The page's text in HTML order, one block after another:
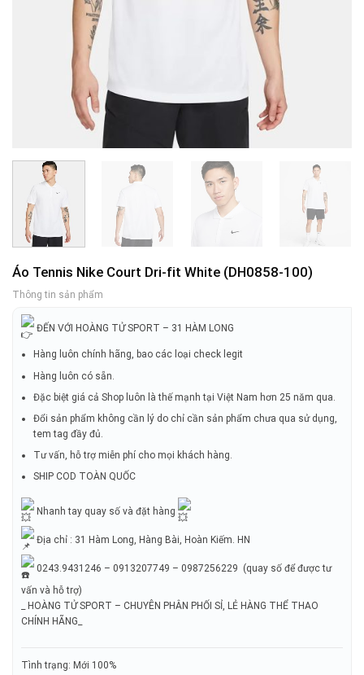
Áo Tennis Nike Court Dri-fit White (DH0858-100)
Thông tin sản phẩm
ĐẾN VỚI HOÀNG TỬ SPORT – 31 HÀM LONG
Hàng luôn chính hãng, bao các loại check legit
Hàng luôn có sẵn.
Đặc biệt giá cả Shop luôn là thế mạnh tại Việt Nam hơn 25 năm qua.
Đổi sản phẩm không cần lý do chỉ cần sản phẩm chưa qua sử dụng,
tem tag đầy đủ.
Tư vấn, hỗ trợ miễn phí cho mọi khách hàng.
SHIP COD TOÀN QUỐC
Nhanh tay quay số và đặt hàng
Địa chỉ : 31 Hàm Long, Hàng Bài, Hoàn Kiếm. HN
0243.9431246 – 0913207749 – 0987256229 (quay số để được tư
vấn và hỗ trợ)
_ HOÀNG TỬ SPORT – CHUYÊN PHÂN PHỐI SỈ, LẺ HÀNG THỂ THAO
CHÍNH HÃNG_
Tình trạng: Mới 100%